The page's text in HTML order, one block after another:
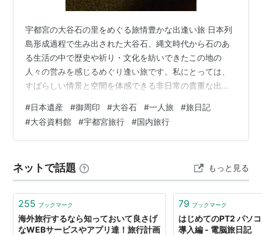
宇都宮の大谷石の里をめぐる旅情豊かな出逢い旅 日本列
島形成過程で生み出された大谷石、縄文時代から石のあ
る生活の中で歴史や祈り・文化を紡いできたこの地の
人々の営みを感じるめぐり逢い旅です。私にとっては、
すばらしい情景と空間を体感できる非日常の貴重な出逢
トーリーＮｏ５７ 地下迷宮の秘密を探る旅 ～大谷石文化
が息づくまち宇都宮～ の旅 御周印は大谷コネクトにて
まず出迎えられたのは、奇岩「天狗の投げ石」 天狗が投
るとのことですが、絶妙なバランスで崖の上に乗っかる
不思議な姿が遠くからでも目に入ります…
#日本遺産 #御周印 #大谷石 #一人旅 #旅日記
#大谷資料館 #宇都宮旅行 #国内旅行
ネットで話題 もっと見る
255 ブックマーク
海外旅行するなら知っておいて良さげ
なWEBサービスやアプリ達！旅行計画
79 ブックマーク
はじめてのPT2 パソ
導入編 - 電脳旅日記